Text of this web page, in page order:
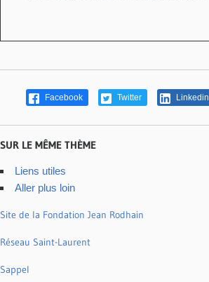
Facebook Twitter Linkedin
SUR LE MÊME THÈME
Liens utiles
Aller plus loin
Site de la Fondation Jean Rodhain
Réseau Saint-Laurent
Sappel